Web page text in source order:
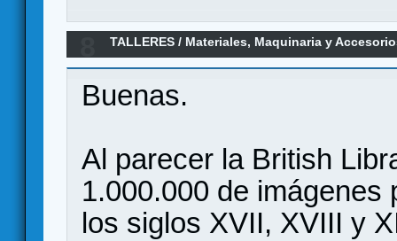
TALLERES / Materiales, Maquinaria y
Buenas.
Al parecer la British
1.000.000 de imágenes
los siglos XVII, XVIII y